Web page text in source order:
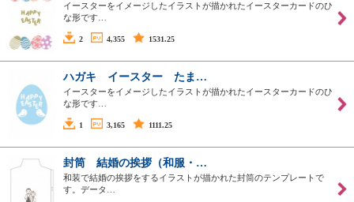
イースターをイメージしたイラストが描かれたイースターカードのひ
な形です…
2 4,355 1531.25
ハガキ イースター たま…
イースターをイメージしたイラストが描かれたイースターカードのひ
な形です…
1 3,165 1111.25
封筒 結婚の挨拶（和服・…
和装で結婚の挨拶をするイラストが描かれた封筒のテンプレートで
す。データ…